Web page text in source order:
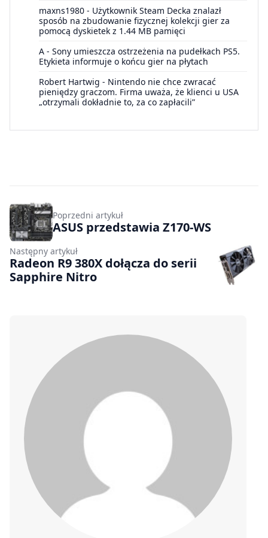
maxns1980 - Użytkownik Steam Decka znalazł
sposób na zbudowanie fizycznej kolekcji gier za
pomocą dyskietek z 1.44 MB pamięci
A - Sony umieszcza ostrzeżenia na pudełkach PS5.
Etykieta informuje o końcu gier na płytach
Robert Hartwig - Nintendo nie chce zwracać
pieniędzy graczom. Firma uważa, że klienci u USA
„otrzymali dokładnie to, za co zapłacili”
Poprzedni artykuł
ASUS przedstawia Z170-WS
Następny artykuł
Radeon R9 380X dołącza do serii
Sapphire Nitro